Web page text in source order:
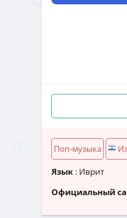
Поп-музыка
Язык : Иврит
Официальный